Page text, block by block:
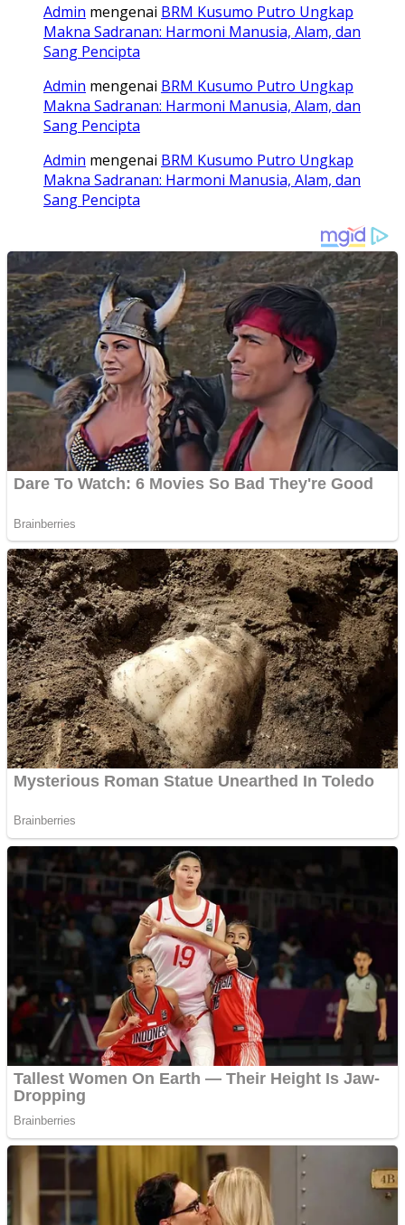
Admin mengenai BRM Kusumo Putro Ungkap
Makna Sadranan: Harmoni Manusia, Alam, dan
Sang Pencipta
Admin mengenai BRM Kusumo Putro Ungkap
Makna Sadranan: Harmoni Manusia, Alam, dan
Sang Pencipta
Admin mengenai BRM Kusumo Putro Ungkap
Makna Sadranan: Harmoni Manusia, Alam, dan
Sang Pencipta